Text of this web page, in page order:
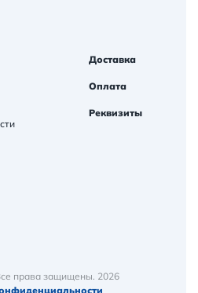
Доставка
Оплата
Реквизиты
права защищены. 2026